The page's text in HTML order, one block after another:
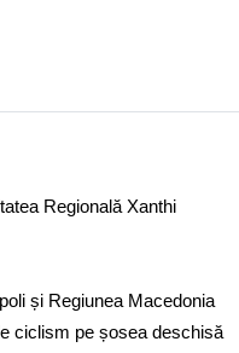
Regională Xanthi
și Regiunea Macedonia
ciclism pe șosea deschisă